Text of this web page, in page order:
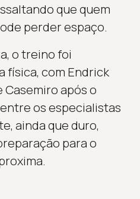
que quem
perder espaço.
o treino foi
física, com Endrick
após o
os especialistas
ainda que duro,
para o